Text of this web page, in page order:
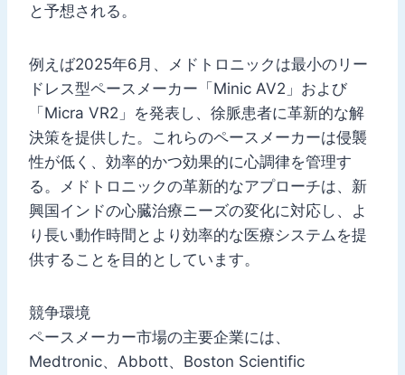
と予想される。
例えば2025年6月、メドトロニックは最小のリー
ドレス型ペースメーカー「Minic AV2」および
「Micra VR2」を発表し、徐脈患者に革新的な解
決策を提供した。これらのペースメーカーは侵襲
性が低く、効率的かつ効果的に心調律を管理す
る。メドトロニックの革新的なアプローチは、新
興国インドの心臓治療ニーズの変化に対応し、よ
り長い動作時間とより効率的な医療システムを提
供することを目的としています。
競争環境
ペースメーカー市場の主要企業には、
Medtronic、Abbott、Boston Scientific